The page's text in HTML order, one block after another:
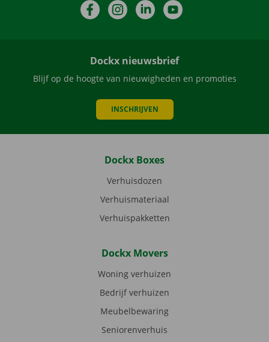
FacebookInstagramLinkedIn
Dockx nieuwsbrief
Blijf op de hoogte van nieuwigheden en promoties
INSCHRIJVEN
Dockx Boxes
Verhuisdozen
Verhuismateriaal
Verhuispakketten
Dockx Movers
Woning verhuizen
Bedrijf verhuizen
Meubelbewaring
Seniorenverhuis